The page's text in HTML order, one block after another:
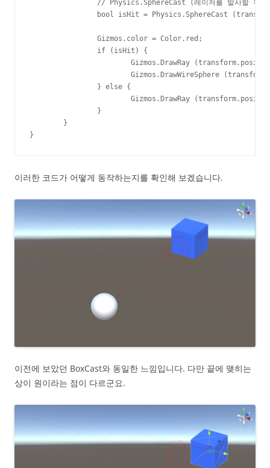
}
이러한 코드가 어떻게 동작하는지를 확인해 보겠습니다.
이전에 보았던 BoxCast와 동일한 느낌입니다. 다만 끝에 맺히는
상이 원이라는 점이 다르군요.